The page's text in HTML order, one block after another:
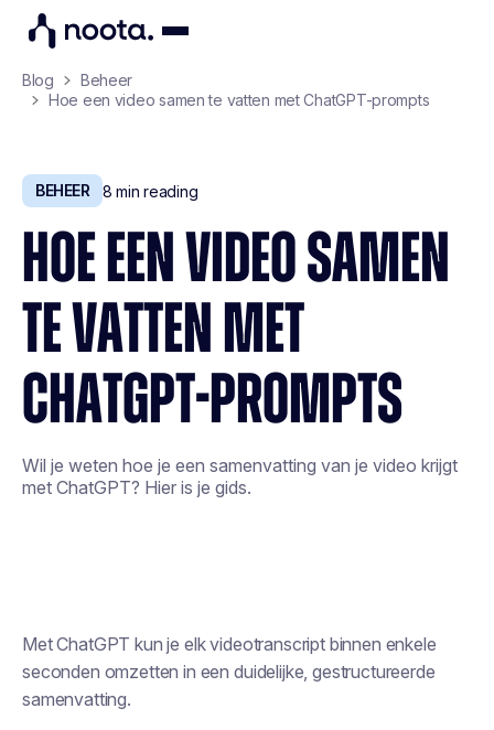
Blog
Beheer
Hoe een video samen te vatten met ChatGPT-prompts
BEHEER 8 min reading
HOE EEN VIDEO SAMEN
TE VATTEN MET
CHATGPT-PROMPTS
Wil je weten hoe je een samenvatting van je video krijgt
met ChatGPT? Hier is je gids.
Met ChatGPT kun je elk videotranscript binnen enkele
seconden omzetten in een duidelijke, gestructureerde
samenvatting.